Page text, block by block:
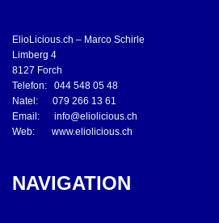
ElioLicious.ch – Marco Schirle
Limberg 4
8127 Forch
Telefon: 044 548 05 48
Natel: 079 266 13 61
Email: info@eliolicious.ch
Web: www.eliolicious.ch
NAVIGATION